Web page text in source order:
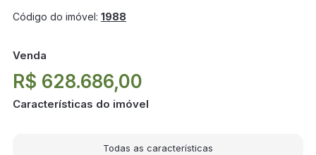
Código do imóvel: 1988
Venda
R$ 628.686,00
Características do imóvel
Todas as características